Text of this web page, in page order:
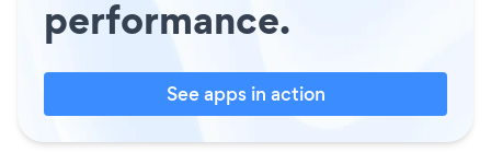
performance.
See apps in action